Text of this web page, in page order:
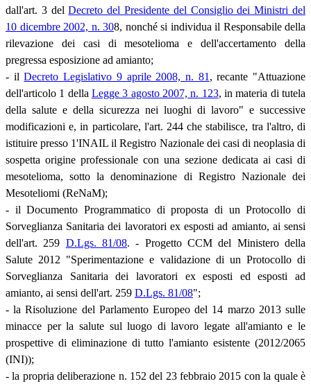
dall'art. 3 delDecreto del Presidente del Consiglio dei Ministri del
10 dicembre 2002, n. 308, nonché si individua il Responsabile della
rilevazione dei casi di mesotelioma e dell'accertamento della
pregressa esposizione ad amianto;
- ilDecreto Legislativo 9 aprile 2008, n. 81 , recante "Attuazione
dell'articolo 1 della Legge 3 agosto 2007, n. 123, in materia di tutela
della salute e della sicurezza nei luoghi di lavoro" e successive
modificazioni e, in particolare, l'art. 244 che stabilisce, tra l'altro, di
istituire presso 1'INAIL il Registro Nazionale dei casi di neoplasia di
sospetta origine professionale con una sezione dedicata ai casi di
mesotelioma, sotto la denominazione di Registro Nazionale dei
Mesoteliomi (ReNaM);
- il Documento Programmatico di proposta di un Protocollo di
Sorveglianza Sanitaria dei lavoratori ex esposti ad amianto, ai sensi
dell'art. 259 D.Lgs. 81/08. - Progetto CCM del Ministero della
Salute 2012 "Sperimentazione e validazione di un Protocollo di
Sorveglianza Sanitaria dei lavoratori ex esposti ed esposti ad
amianto, ai sensi dell'art. 259 D.Lgs. 81/08";
- la Risoluzione del Parlamento Europeo del 14 marzo 2013 sulle
minacce per la salute sul luogo di lavoro legate all'amianto e le
prospettive di eliminazione di tutto l'amianto esistente (2012/2065
(INI));
- la propria deliberazione n. 152 del 23 febbraio 2015 con la quale è